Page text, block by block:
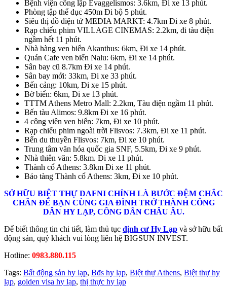
Bệnh viện công lập Evaggelismos: 3.6km, Đi xe 13 phút.
Phòng tập thể dục 450m Đi bộ 5 phút.
Siêu thị đồ điện tử MEDIA MARKT: 4.7km Đi xe 8 phút.
Rạp chiếu phim VILLAGE CINEMAS: 2.2km, đi tàu điện
ngầm hết 11 phút.
Nhà hàng ven biển Akanthus: 6km, Đi xe 14 phút.
Quán Cafe ven biển Nalu: 6km, Đi xe 14 phút.
Sân bay cũ 8.7km Đi xe 14 phút.
Sân bay mới: 33km, Đi xe 33 phút.
Bến cảng: 10km, Đi xe 15 phút.
Bờ biển: 6km, Đi xe 13 phút.
TTTM Athens Metro Mall: 2.2km, Tàu điện ngầm 11 phút.
Bến tàu Alimos: 9.8km Đi xe 16 phút.
4 công viên ven biển: 7km, Đi xe 10 phút.
Rạp chiếu phim ngoài trời Flisvos: 7.3km, Đi xe 11 phút.
Bến du thuyền Flisvos: 7km, Đi xe 10 phút.
Trung tâm văn hóa quốc gia SNF, 5.5km, Đi xe 9 phút.
Nhà thiên văn: 5.8km. Đi xe 11 phút.
Thành cổ Athens: 3.8km Đi xe 11 phút.
Bảo tàng Thành cổ Athens: 3km, Đi xe 10 phút.
SỞ HỮU BIỆT THỰ DAFNI CHÍNH LÀ BƯỚC ĐỆM CHẮC
CHẮN ĐỂ BẠN CÙNG GIA ĐÌNH TRỞ THÀNH CÔNG
DÂN HY LẠP, CÔNG DÂN CHÂU ÂU.
Để biết thông tin chi tiết, làm thủ tục định cư Hy Lạp và sở hữu bất
động sản, quý khách vui lòng liên hệ BIGSUN INVEST.
Hotline: 0983.880.115
Tags: Bất động sản hy lạp, Bđs hy lạp, Biệt thự Athens, Biệt thự hy
lạp, golden visa hy lạp, thị thực hy lạp